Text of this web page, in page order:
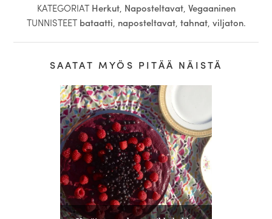
KATEGORIAT Herkut, Naposteltavat, Vegaaninen
TUNNISTEET bataatti, naposteltavat, tahnat, viljaton.
SAATAT MYÖS PITÄÄ NÄISTÄ